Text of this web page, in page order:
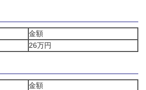
金額
26万円
金額